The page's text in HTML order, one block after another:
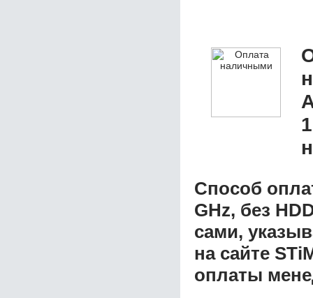
Способ
GHz, без
сами,
на сайте
оплаты